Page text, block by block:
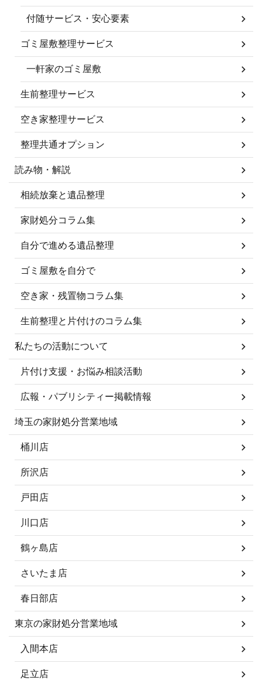
付随サービス・安心要素
ゴミ屋敷整理サービス
一軒家のゴミ屋敷
生前整理サービス
空き家整理サービス
整理共通オプション
読み物・解説
相続放棄と遺品整理
家財処分コラム集
自分で進める遺品整理
ゴミ屋敷を自分で
空き家・残置物コラム集
生前整理と片付けのコラム集
私たちの活動について
片付け支援・お悩み相談活動
広報・パブリシティー掲載情報
埼玉の家財処分営業地域
桶川店
所沢店
戸田店
川口店
鶴ヶ島店
さいたま店
春日部店
東京の家財処分営業地域
入間本店
足立店